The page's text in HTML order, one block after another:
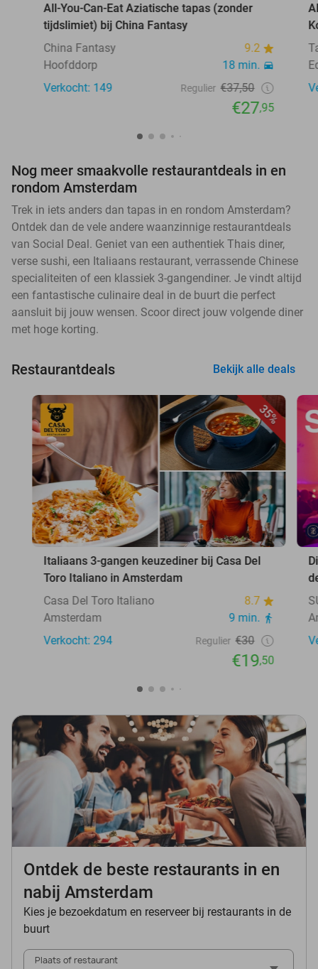
All-You-Can-Eat Aziatische tapas (zonder
tijdslimiet) bij China Fantasy
China Fantasy
9.2
Hoofddorp
18 min.
Verkocht: 149
Regulier €37,50
€27,95
Nog meer smaakvolle restaurantdeals in en
rondom Amsterdam
Trek in iets anders dan tapas in en rondom Amsterdam?
Ontdek dan de vele andere waanzinnige restaurantdeals
van Social Deal. Geniet van een authentiek Thais diner,
verse sushi, een Italiaans restaurant, verrassende Chinese
specialiteiten of een klassiek 3-gangendiner. Je vindt altijd
een fantastische culinaire deal in de buurt die perfect
aansluit bij jouw wensen. Scoor direct jouw volgende diner
met hoge korting.
Restaurantdeals Bekijk alle deals
35%
Italiaans 3-gangen keuzediner bij Casa Del
Toro Italiano in Amsterdam
Casa Del Toro Italiano
8.7
Amsterdam
9 min.
Verkocht: 294
Regulier €30
€19,50
Ontdek de beste restaurants in en
nabij Amsterdam
Kies je bezoekdatum en reserveer bij restaurants in de
buurt
Plaats of restaurant